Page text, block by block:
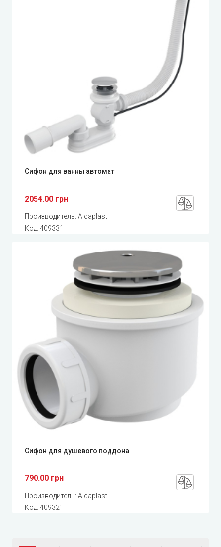
Сифон для ванны автомат
2054.00 грн
Производитель: Alcaplast
Код: 409331
Сифон для душевого поддона
790.00 грн
Производитель: Alcaplast
Код: 409321